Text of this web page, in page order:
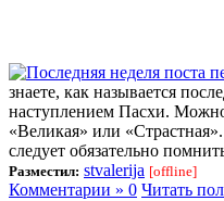
знаете, как называется
наступлением Пасхи.
«Великая» или
следует обязательно
Разместил: stvalerija [offline]
Комментарии » 0 Читать